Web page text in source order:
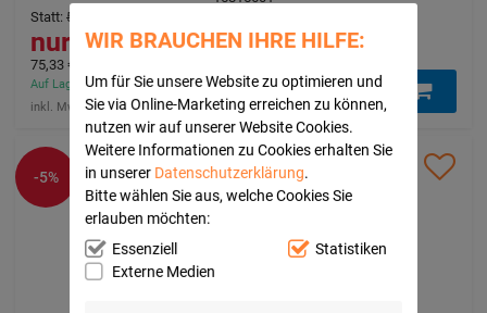
WIR BRAUCHEN IHRE HILFE:
Um für Sie unsere Website zu optimieren und
Sie via Online-Marketing erreichen zu können,
nutzen wir auf unserer Website Cookies.
Weitere Informationen zu Cookies erhalten Sie
in unserer Datenschutzerklärung.
Bitte wählen Sie aus, welche Cookies Sie
erlauben möchten:
Essenziell
Statistiken
Externe Medien
5,65 €
Statt: 5,95 €
Auf Lager - In 1-3 Tagen bei Ihnen (innerhalb Deutschlands)
inkl. Mwst. zzgl.klimaneutraler Versand
75,33 €
-5%